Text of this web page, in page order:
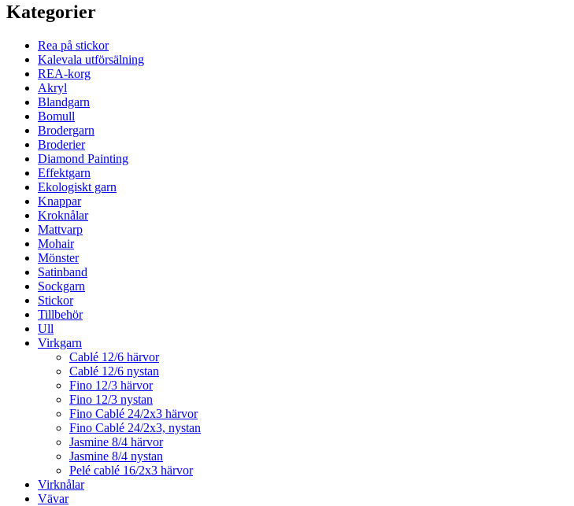
Kategorier
Rea på stickor
Kalevala utförsälning
REA-korg
Akryl
Blandgarn
Bomull
Brodergarn
Broderier
Diamond Painting
Effektgarn
Ekologiskt garn
Knappar
Kroknålar
Mattvarp
Mohair
Mönster
Satinband
Sockgarn
Stickor
Tillbehör
Ull
Virkgarn
Cablé 12/6 härvor
Cablé 12/6 nystan
Fino 12/3 härvor
Fino 12/3 nystan
Fino Cablé 24/2x3 härvor
Fino Cablé 24/2x3, nystan
Jasmine 8/4 härvor
Jasmine 8/4 nystan
Pelé cablé 16/2x3 härvor
Virknålar
Vävar